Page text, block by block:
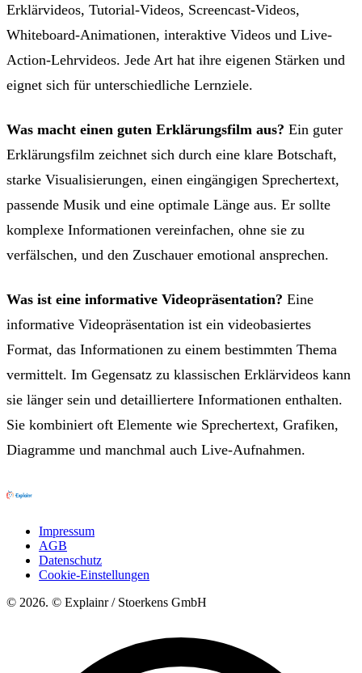
Erklärvideos, Tutorial-Videos, Screencast-Videos,
Whiteboard-Animationen, interaktive Videos und Live-
Action-Lehrvideos. Jede Art hat ihre eigenen Stärken und
eignet sich für unterschiedliche Lernziele.
Was macht einen guten Erklärungsfilm aus? Ein guter
Erklärungsfilm zeichnet sich durch eine klare Botschaft,
starke Visualisierungen, einen eingängigen Sprechertext,
passende Musik und eine optimale Länge aus. Er sollte
komplexe Informationen vereinfachen, ohne sie zu
verfälschen, und den Zuschauer emotional ansprechen.
Was ist eine informative Videopräsentation? Eine
informative Videopräsentation ist ein videobasiertes
Format, das Informationen zu einem bestimmten Thema
vermittelt. Im Gegensatz zu klassischen Erklärvideos kann
sie länger sein und detailliertere Informationen enthalten.
Sie kombiniert oft Elemente wie Sprechertext, Grafiken,
Diagramme und manchmal auch Live-Aufnahmen.
Impressum
AGB
Datenschutz
Cookie-Einstellungen
© 2026. © Explainr / Stoerkens GmbH